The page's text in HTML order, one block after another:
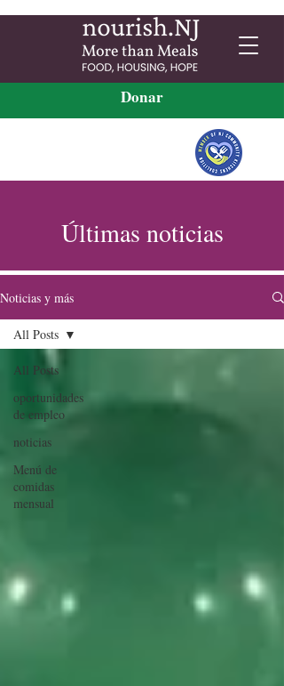
Donar
Últimas noticias
Noticias y más
All Posts
oportunidades
de empleo
noticias
Menú de
comidas
mensual
All Posts